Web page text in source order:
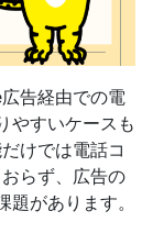
告経由での電
やすいケースも
けでは電話コ
らず、広告の
があります。